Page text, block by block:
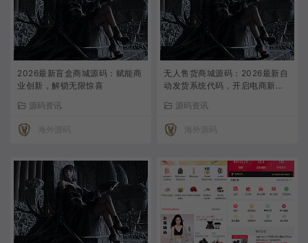
2026最新盲盒商城源码：赋能商
业创新，解锁无限惊喜
源码资讯
海外源码
无人售货商城源码：2026最新自
动发货系统代码，开启电商新纪
源码资讯
海外源码